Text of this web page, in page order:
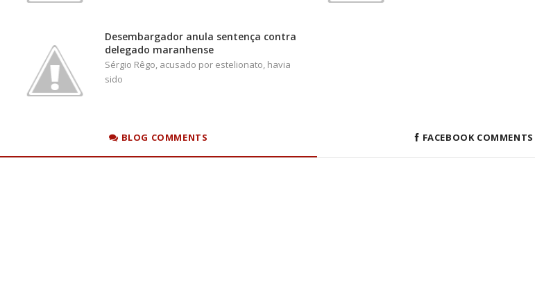
Desembargador anula sentença contra
delegado maranhense
Sérgio Rêgo, acusado por estelionato, havia
sido
BLOG COMMENTS FACEBOOK COMMENTS